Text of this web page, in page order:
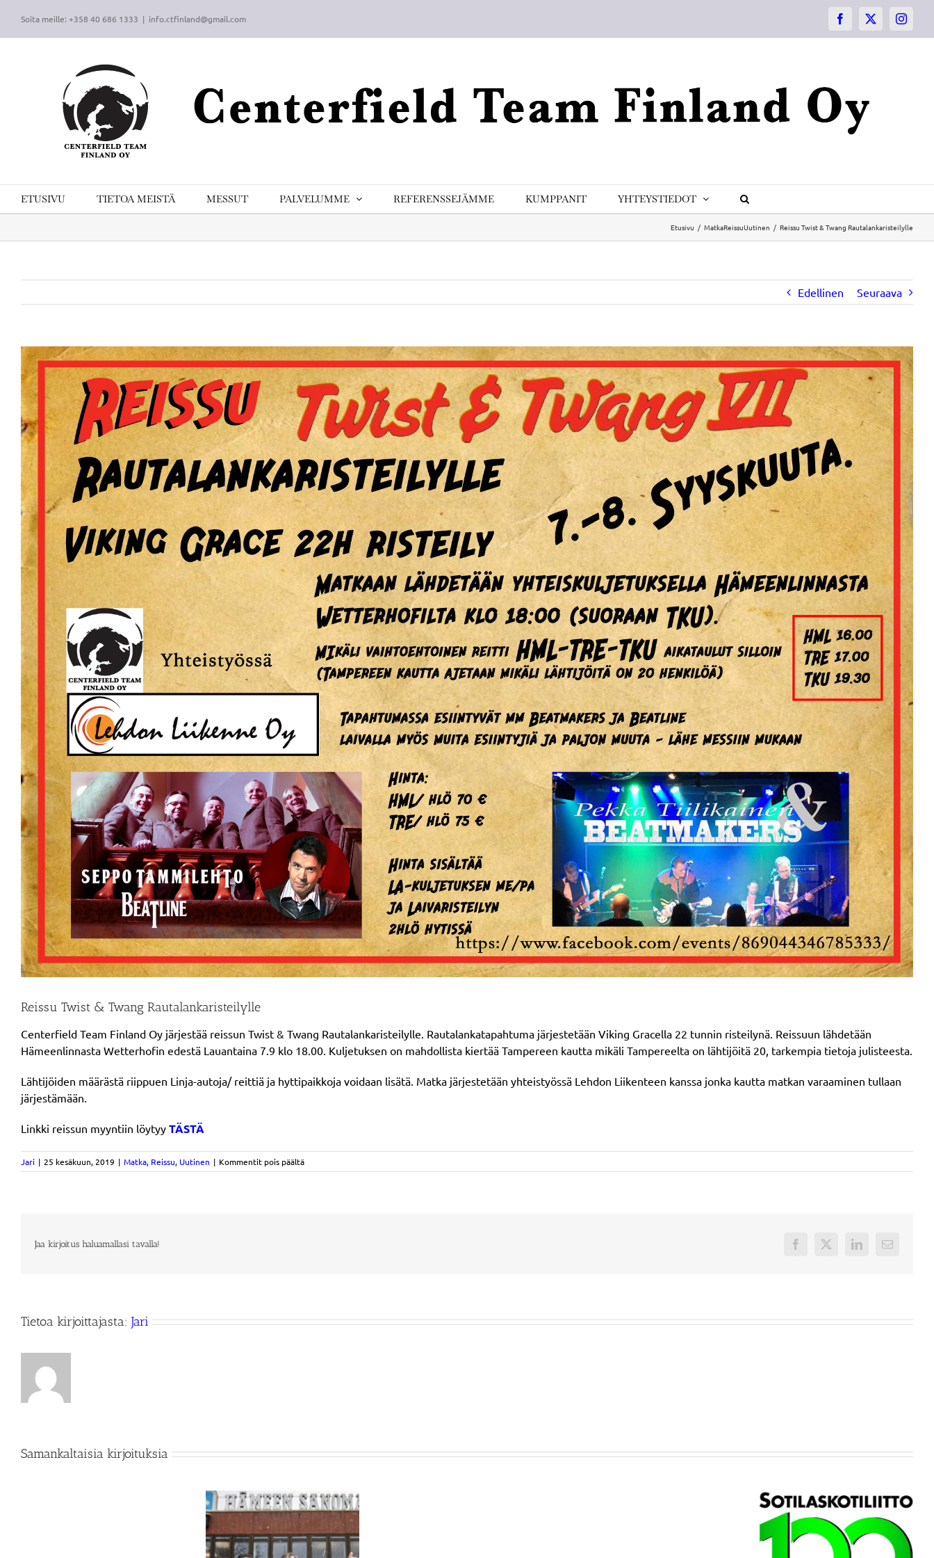
content
Soita meille: +358 40 686 1333 | info.ctfinland@gmail.com Facebook
X
ETUSIVU TIETOA MEISTÄ MESSUT PALVELUMME REFERENSSEJÄMME KUMPPANIT YHTEYSTIEDOT
Etusivu MatkaReissuUutinen Reissu Twist & Twang Rautalankaristeilylle
Edellinen Seuraava
Katso
kuvaa
isompana
Reissu Twist & Twang Rautalankaristeilylle
Centerfield Team Finland Oy järjestää reissun Twist & Twang Rautalankaristeilylle. Rautalankatapahtuma järjestetään Viking Gracella 22 tunnin risteilynä. Reissuun lähdetään
Hämeenlinnasta Wetterhofin edestä Lauantaina 7.9 klo 18.00. Kuljetuksen on mahdollista kiertää Tampereen kautta mikäli Tampereelta on lähtijöitä 20, tarkempia tietoja julisteesta.
Lähtijöiden määrästä riippuen Linja-autoja/ reittiä ja hyttipaikkoja voidaan lisätä. Matka järjestetään yhteistyössä Lehdon Liikenteen kanssa jonka kautta matkan varaaminen tullaan
järjestämään.
Linkki reissun myyntiin löytyy TÄSTÄ
Jari | 25 kesäkuun, 2019 | Matka, Reissu, Uutinen | Kommentit pois päältäartikkelissa
Reissu
Jaa kirjoitus haluamallasi tavalla! Facebook
X LinkedIn
Tietoa kirjoittajasta: Jari
Samankaltaisia kirjoituksia